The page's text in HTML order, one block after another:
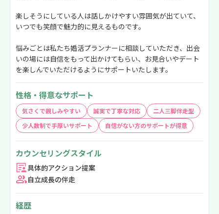
楽しそうにしている人は話しかけやすい雰囲気が出ていて、
いつでも笑顔で魅力的に見えるものです。
悩みごとは私たち婚活プランナーに相談していただき、出会
いの場には自信をもって出かけてもらい、お見合いやデート
を楽しんでいただけるようにサポートいたします。
性格・得意なサポート
気さくで親しみやすい 誠実で丁寧な対応
二人三脚伴走型
少人数制で手厚いサポート
自信がない方のサポートが得意
カウンセリングスタイル
具体的アクション提案
自立成長の伴走
経歴